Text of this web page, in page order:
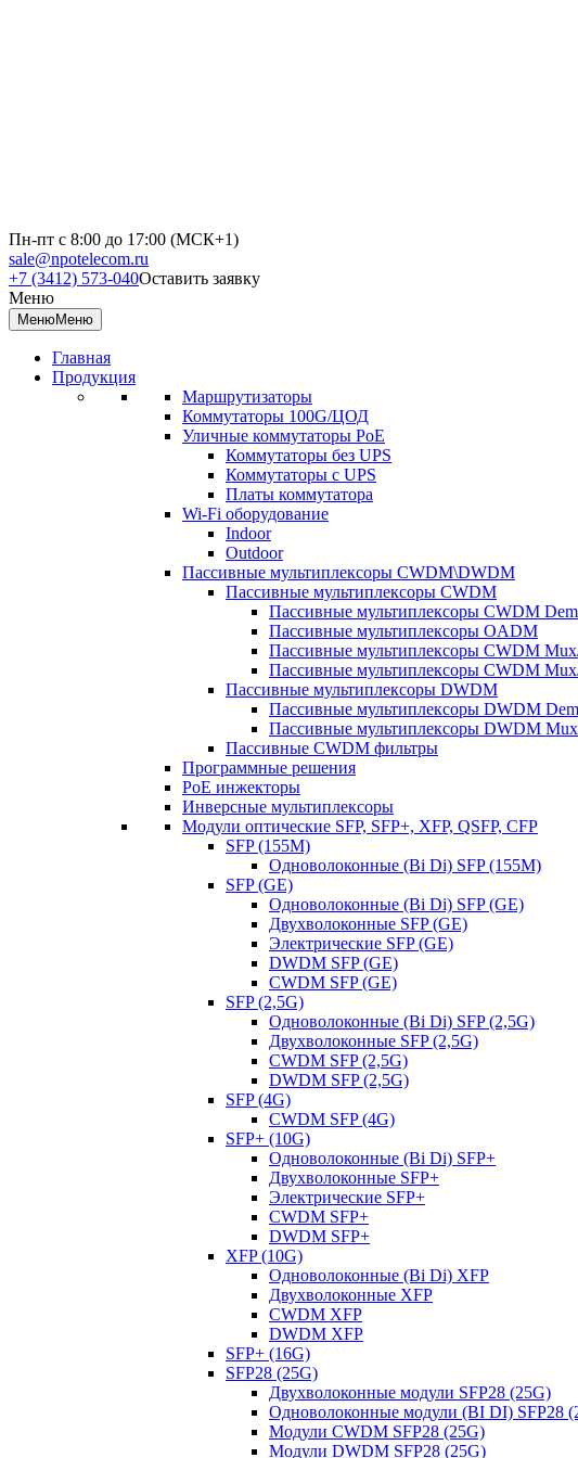
Пн-пт с 8:00 до 17:00 (МСК+1)
sale@npotelecom.ru
+7 (3412) 573-040Оставить заявку
Меню
МенюМеню
Главная
Продукция
Маршрутизаторы
Коммутаторы 100G/ЦОД
Уличные коммутаторы PoE
Коммутаторы без UPS
Коммутаторы с UPS
Платы коммутатора
Wi-Fi оборудование
Indoor
Outdoor
Пассивные мультиплексоры CWDM\DWDM
Пассивные мультиплексоры CWDM
Пассивные мультиплексоры CWDM
Пассивные мультиплексоры OADM
Пассивные мультиплексоры CWDM
Пассивные мультиплексоры CWDM
Пассивные мультиплексоры DWDM
Пассивные мультиплексоры DWDM
Пассивные мультиплексоры DWDM
Пассивные CWDM фильтры
Программные решения
PoE инжекторы
Инверсные мультиплексоры
Модули оптические SFP, SFP+, XFP, QSFP, CFP
SFP (155M)
Одноволоконные (Bi Di) SFP (155M)
SFP (GE)
Одноволоконные (Bi Di) SFP (GE)
Двухволоконные SFP (GE)
Электрические SFP (GE)
DWDM SFP (GE)
CWDM SFP (GE)
SFP (2,5G)
Одноволоконные (Bi Di) SFP (2,5G)
Двухволоконные SFP (2,5G)
CWDM SFP (2,5G)
DWDM SFP (2,5G)
SFP (4G)
CWDM SFP (4G)
SFP+ (10G)
Одноволоконные (Bi Di) SFP+
Двухволоконные SFP+
Электрические SFP+
CWDM SFP+
DWDM SFP+
XFP (10G)
Одноволоконные (Bi Di) XFP
Двухволоконные XFP
CWDM XFP
DWDM XFP
SFP+ (16G)
SFP28 (25G)
Двухволоконные модули SFP28 (25G)
Одноволоконные модули (BI DI) SFP28
Модули CWDM SFP28 (25G)
Модули DWDM SFP28 (25G)